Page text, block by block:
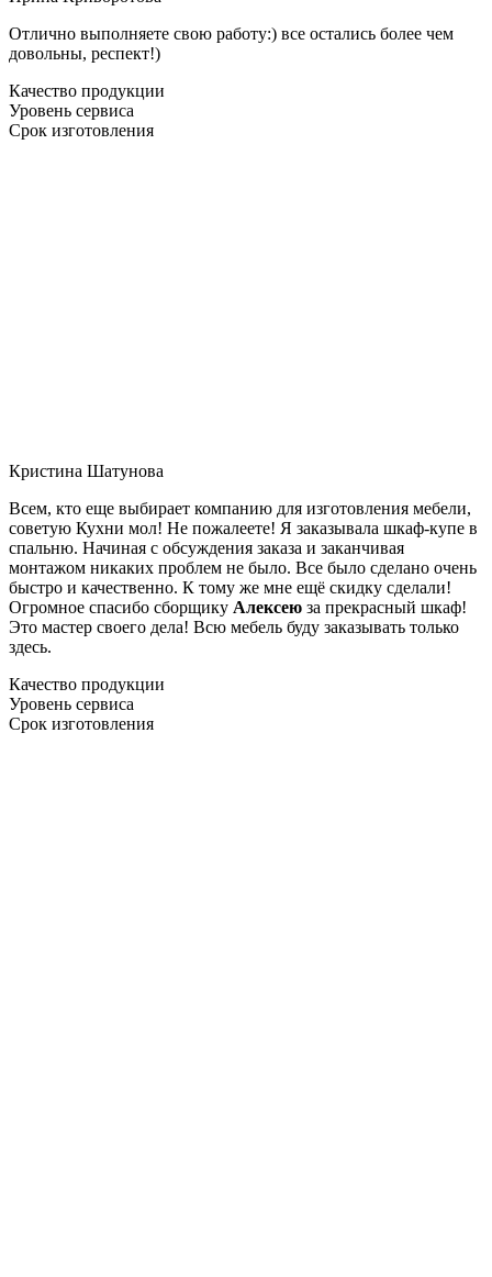
Отлично выполняете свою работу:) все остались более чем
довольны, респект!)
Качество продукции
Уровень сервиса
Срок изготовления
Кристина Шатунова
Всем, кто еще выбирает компанию для изготовления мебели,
советую Кухни мол! Не пожалеете! Я заказывала шкаф-купе в
спальню. Начиная с обсуждения заказа и заканчивая
монтажом никаких проблем не было. Все было сделано очень
быстро и качественно. К тому же мне ещё скидку сделали!
Огромное спасибо сборщику Алексею за прекрасный шкаф!
Это мастер своего дела! Всю мебель буду заказывать только
здесь.
Качество продукции
Уровень сервиса
Срок изготовления